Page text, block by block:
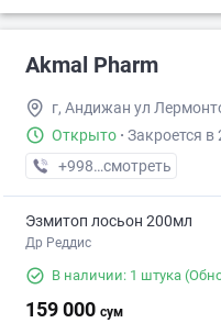
Akmal Pharm
г, Андижан ул
Открыто · Закроется в
+998 (90) XXX-XX-XX
смотреть
Эзмитоп лосьон 200мл
Др Реддис
В наличии: 1 штука
159 000 сум